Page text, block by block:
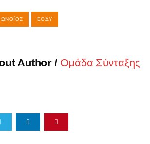
ΕΟΔΥ
Author / Ομάδα Σύνταξης